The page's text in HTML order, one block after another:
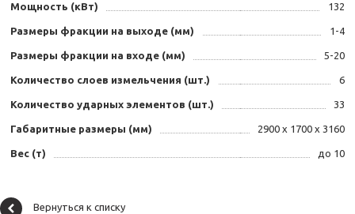
Мощность (кВт) 132
Размеры фракции на выходе (мм) 1-4
Размеры фракции на входе (мм) 5-20
Количество слоев измельчения (шт.) 6
Количество ударных элементов (шт.) 33
Габаритные размеры (мм) 2900 х 1700 х 3160
Вес (т) до 10
Вернуться к списку